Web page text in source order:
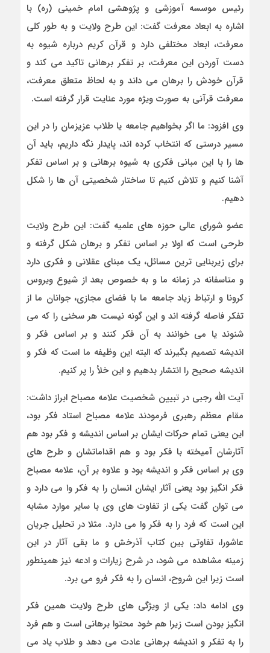
رئیس موسسه آموزشی و پژوهشی امام خمینی (ره) با
اشاره به ابعاد معرفت گفت: این طرح ولایت و به طور کلی
معرفت، ابعاد مختلفی دارد و قرآن کریم درباره شیوه به
دست آوردن این معرفت، بر تفکر برهانی تاکید می کند و
قرآن خودش را برهان می داند و به لحاظ متعلق معرفت،
معرفت قرآنی به صورت ویژه مورد عنایت قرار گرفته است.
وی افزود: ما اگر بخواهیم جامعه یا طلاب عزیزمان را در این
مسیر درستی که انتخاب کرده اند، پایدار نگه داریم، باید آن
ها را با این مبانی فکری به شیوه برهانی و بر اساس تفکر
آشنا کنیم و تلاش کنیم تا ساختار شخصیتی آن ها را شکل
دهیم.
عضو شورای عالی حوزه های علمیه گفت: این طرح ولایت
طرحی است که اولا بر اساس تفکر و برهان شکل گرفته و
برای زیربنایی ترین مسائل، یک مبنای عقلانی و فکری دارد
و متاسفانه در زمانه ما و به خصوص بعد از شیوع ویروس
کرونا و ارتباط زیاد جامعه ما با فضای مجازی، جوانان ما از
تفکر فاصله گرفته اند و این گونه نیست هر سخنی را که می
شنوند یا می خوانند به آن فکر کنند و بر اساس فکر و
اندیشه تصمیم بگیرند که البته این وظیفه ما است که فکر و
اندیشه صحیح را انتشار بدهیم و این خلأ را پر کنیم.
آیت الله رجبی در تبیین شخصیت علامه مصباح ابراز داشت:
مقام معظم رهبری فرمودند علامه مصباح استاد فکر بود،
این یعنی تمام حرکات ایشان بر اساس اندیشه و فکر بود هم
آثارشان آمیخته با فکر بود و هم اقداماتشان و طرح های
وی بر اساس فکر و اندیشه بود و علاوه بر آن، علامه مصباح
فکر انگیز بود یعنی آثار ایشان انسان را به فکر وا می دارد و
می توان گفت یکی از تفاوت های وی با سایر موارد مشابه
این است که فرد را به فکر وا می دارد. مثلا در تحلیل جریان
عاشورا، تفاوتی بین کتاب آذرخش و ما بقی آثار در این
زمینه مشاهده می شود، در شرح زیارات و ادعه نیز همینطور
است زیرا این شروح، انسان را به فکر فرو می برد.
وی ادامه داد: یکی از ویژگی های طرح ولایت همین فکر
انگیز بودن است زیرا هم خود محتوا برهانی است و هم فرد
را به تفکر و اندیشه برهانی عادت می دهد و طلاب یاد می